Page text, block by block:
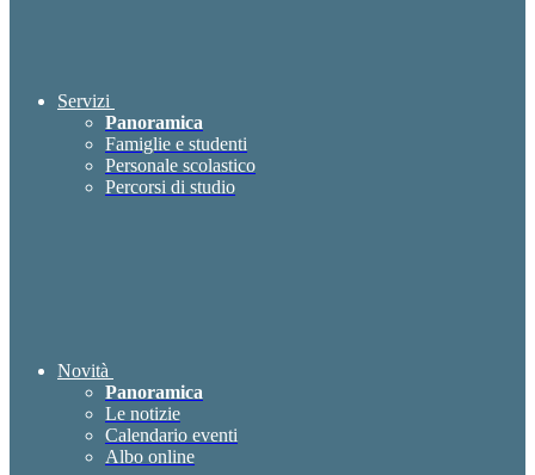
Servizi
Panoramica
Famiglie e studenti
Personale scolastico
Percorsi di studio
Novità
Panoramica
Le notizie
Calendario eventi
Albo online